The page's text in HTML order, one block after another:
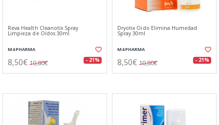
Reva Health Cleanotix Spray
Limpieza de Oídos 30ml
M4 PHARMA
8,50€ 10,80€ - 21%
Dryotix Oido Elimina Humedad
Spray 30ml
M4 PHARMA
8,50€ 10,80€ - 21%